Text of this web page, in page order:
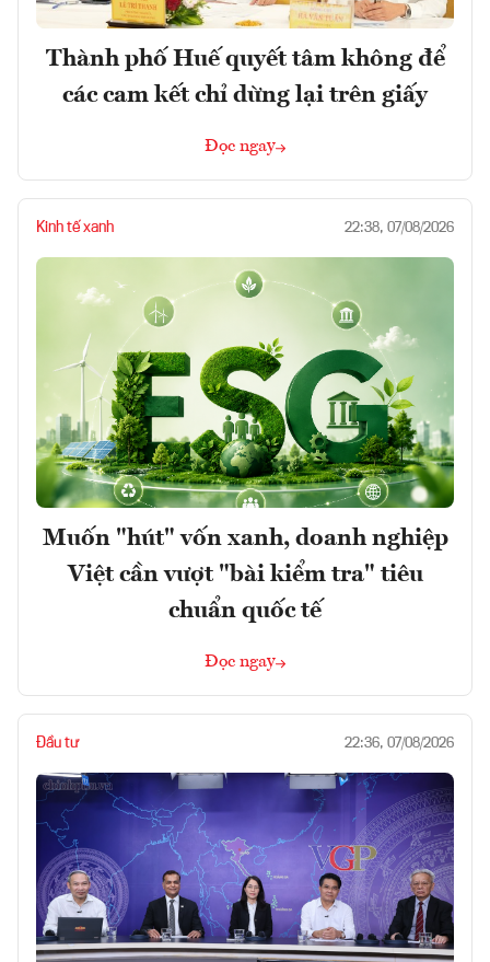
Thành phố Huế quyết tâm không để
các cam kết chỉ dừng lại trên giấy
Đọc ngay
Kinh tế xanh 22:38, 07/08/2026
Muốn "hút" vốn xanh, doanh nghiệp
Việt cần vượt "bài kiểm tra" tiêu
chuẩn quốc tế
Đọc ngay
Đầu tư 22:36, 07/08/2026